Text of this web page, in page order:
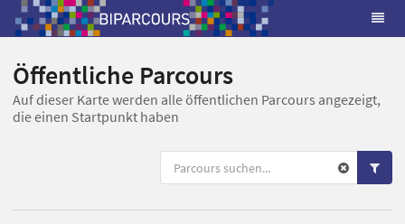
Öffentliche Parcours
Auf dieser Karte werden alle öffentlichen Parcours angezeigt,
die einen Startpunkt haben